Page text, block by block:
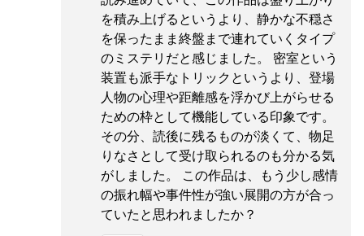
を積み上げるというより、静かな不穏さ
を保ったまま終盤まで連れていくタイプ
のミステリだと感じました。 密室という
装置も派手なトリックというより、登場
人物の心理や距離感を浮かび上がらせる
ための枠として機能している印象です。
その分、読後に残るものが淡くて、物足
りなさとして受け取られるのも分かる気
がしました。 この作品は、もう少し感情
の振れ幅や事件性が強い展開の方が合っ
ていたと思われましたか？